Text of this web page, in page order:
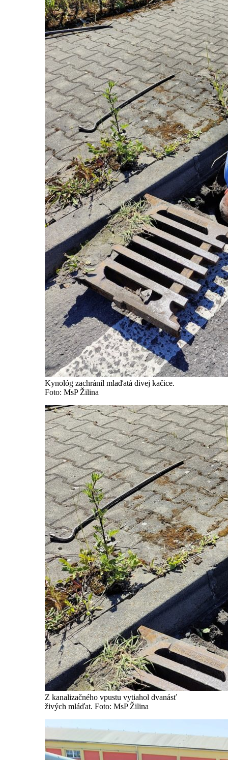
Kynológ zachránil mlaďatá divej kačice.
Foto: MsP Žilina
Z kanalizačného vpustu vytiahol dvanásť
živých mláďat. Foto: MsP Žilina